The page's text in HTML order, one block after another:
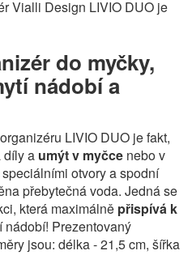
Vialli Design LIVIO DUO je
do myčky,
nádobí a
LIVIO DUO je fakt,
díly a umýt v myčce nebo v
otvory a spodní
přebytečná voda. Jedná se
která maximálně přispívá k
nádobí! Prezentovaný
jsou: délka - 21,5 cm, šířka